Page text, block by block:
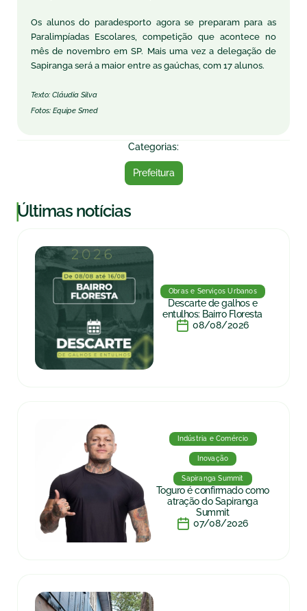
Os alunos do paradesporto agora se preparam para as
Paralimpíadas Escolares, competição que acontece no
mês de novembro em SP. Mais uma vez a delegação de
Sapiranga será a maior entre as gaúchas, com 17 alunos.
Texto: Cláudia Silva
Fotos: Equipe Smed
Categorias:
Prefeitura
|Últimas notícias
Obras e Serviços Urbanos
Descarte de galhos e
entulhos: Bairro Floresta
08/08/2026
Indústria e Comércio
Inovação
Sapiranga Summit
Toguro é confirmado como
atração do Sapiranga
Summit
07/08/2026